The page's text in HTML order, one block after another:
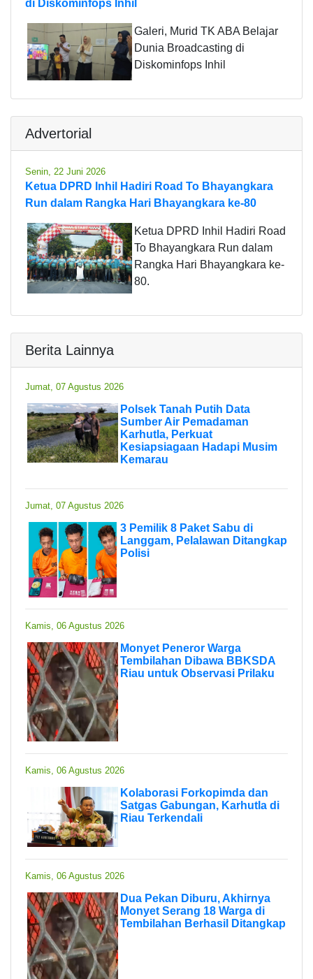
di Diskominfops Inhil
Galeri, Murid TK ABA Belajar
Dunia Broadcasting di
Diskominfops Inhil
Advertorial
Senin, 22 Juni 2026
Ketua DPRD Inhil Hadiri Road To Bhayangkara
Run dalam Rangka Hari Bhayangkara ke-80
Ketua DPRD Inhil Hadiri Road
To Bhayangkara Run dalam
Rangka Hari Bhayangkara ke-
80.
Berita Lainnya
Jumat, 07 Agustus 2026
Polsek Tanah Putih Data
Sumber Air Pemadaman
Karhutla, Perkuat
Kesiapsiagaan Hadapi Musim
Kemarau
Jumat, 07 Agustus 2026
3 Pemilik 8 Paket Sabu di
Langgam, Pelalawan Ditangkap
Polisi
Kamis, 06 Agustus 2026
Monyet Peneror Warga
Tembilahan Dibawa BBKSDA
Riau untuk Observasi Prilaku
Kamis, 06 Agustus 2026
Kolaborasi Forkopimda dan
Satgas Gabungan, Karhutla di
Riau Terkendali
Kamis, 06 Agustus 2026
Dua Pekan Diburu, Akhirnya
Monyet Serang 18 Warga di
Tembilahan Berhasil Ditangkap